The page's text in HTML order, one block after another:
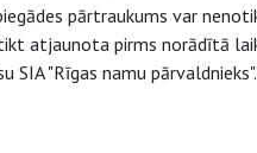
pārtraukums var
atjaunota pirms norādītā
SIA "Rīgas namu pārvaldnieks".